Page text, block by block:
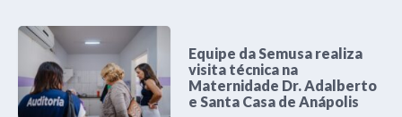
Equipe da Semusa realiza
visita técnica na
Maternidade Dr. Adalberto
e Santa Casa de Anápolis